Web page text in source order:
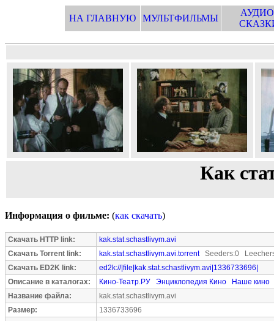
НА ГЛАВНУЮ МУЛЬТФИЛЬМЫ
Как
Информация о фильме: (как скачать)
Скачать HTTP link:
kak.stat.schastlivym.avi
Скачать Torrent link:
kak.stat.schastlivym.avi.torrentSeeders:0
Скачать ED2K link:
ed2k://|file|kak.stat.schastlivym.avi|1336733696|
Описание в каталогах:
Кино-Театр.РУ Энциклопедия Кино
Наше кино
Название файла:
kak.stat.schastlivym.avi
Размер:
1336733696